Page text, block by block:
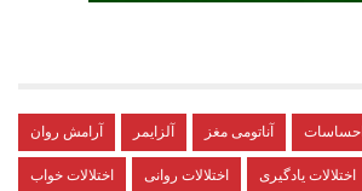
آرامش روان آلزایمر آناتومی مغز احساسات
اختلالات خواب اختلالات روانی اختلالات یادگیری